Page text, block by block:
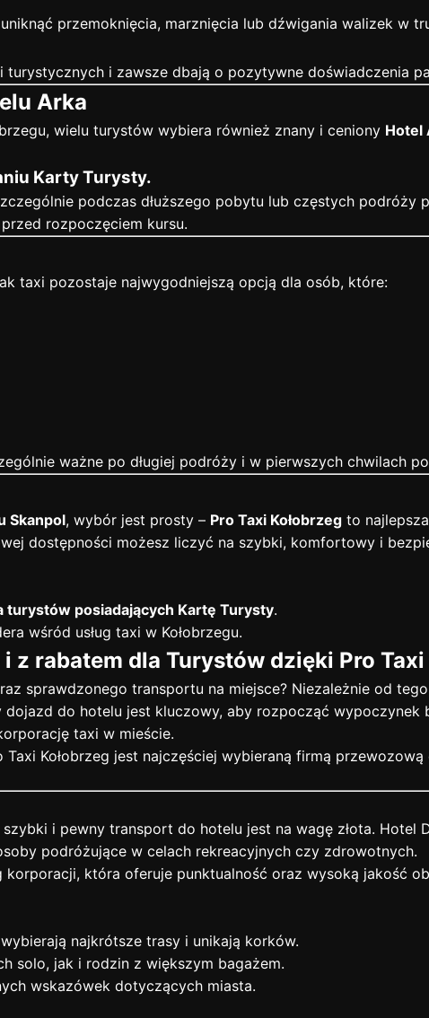
przemoknięcia, marznięcia lub dźwigania walizek w
i zawsze dbają o pozytywne doświadczenia
Arka
wielu turystów wybiera również znany i ceniony Hotel
Karty Turysty.
podczas dłuższego pobytu lub częstych podróży
rozpoczęciem kursu.
taxi pozostaje najwygodniejszą opcją dla osób, które:
ważne po długiej podróży i w pierwszych chwilach
Skanpol, wybór jest prosty – Pro Taxi Kołobrzeg to
dostępności możesz liczyć na szybki, komfortowy i
turystów posiadających Kartę Turysty.
wśród usług taxi w Kołobrzegu.
z rabatem dla Turystów dzięki Pro Taxi
sprawdzonego transportu na miejsce? Niezależnie od
do hotelu jest kluczowy, aby rozpocząć wypoczynek
taxi w mieście.
Kołobrzeg jest najczęściej wybieraną firmą
i pewny transport do hotelu jest na wagę złota. Hotel
podróżujące w celach rekreacyjnych czy zdrowotnych.
która oferuje punktualność oraz wysoką jakość
najkrótsze trasy i unikają korków.
solo, jak i rodzin z większym bagażem.
wskazówek dotyczących miasta.